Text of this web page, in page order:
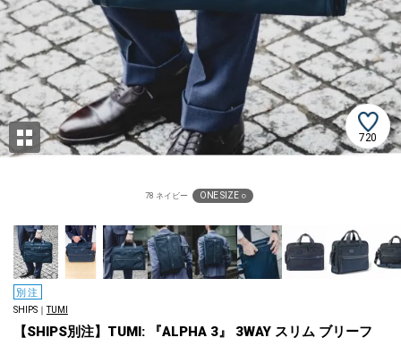
720
78 ネイビー ONE SIZE ○
別注
SHIPS｜TUMI
【SHIPS別注】TUMI: 『ALPHA 3』 3WAY スリム ブリーフ